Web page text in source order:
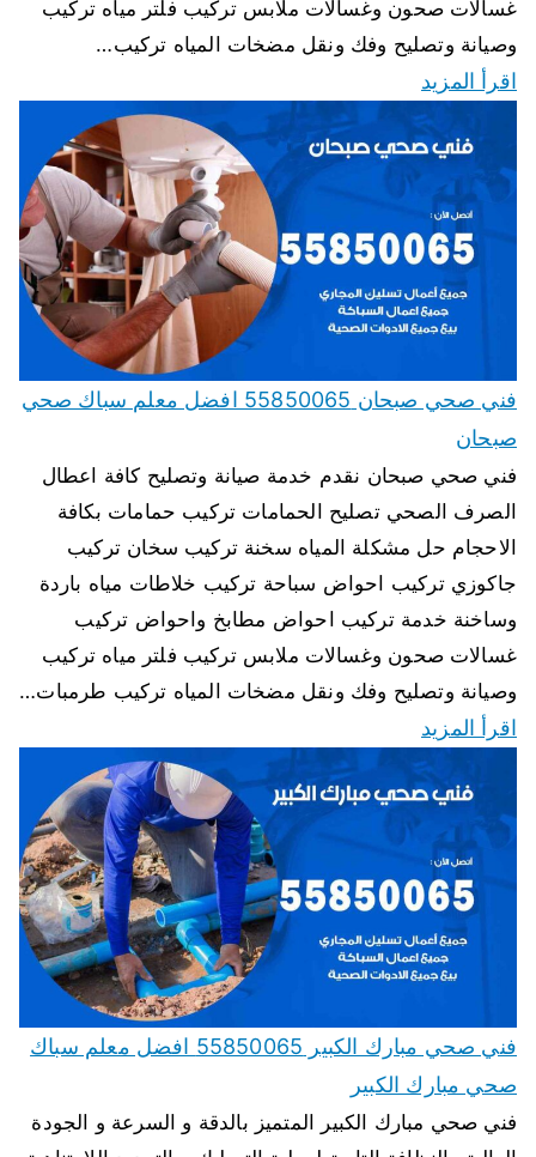
غسالات صحون وغسالات ملابس تركيب فلتر مياه تركيب
وصيانة وتصليح وفك ونقل مضخات المياه تركيب…
اقرأ المزيد
فني صحي صبحان 55850065 افضل معلم سباك صحي
صبحان
فني صحي صبحان نقدم خدمة صيانة وتصليح كافة اعطال
الصرف الصحي تصليح الحمامات تركيب حمامات بكافة
الاحجام حل مشكلة المياه سخنة تركيب سخان تركيب
جاكوزي تركيب احواض سباحة تركيب خلاطات مياه باردة
وساخنة خدمة تركيب احواض مطابخ واحواض تركيب
غسالات صحون وغسالات ملابس تركيب فلتر مياه تركيب
وصيانة وتصليح وفك ونقل مضخات المياه تركيب طرمبات…
اقرأ المزيد
فني صحي مبارك الكبير 55850065 افضل معلم سباك
صحي مبارك الكبير
فني صحي مبارك الكبير المتميز بالدقة و السرعة و الجودة